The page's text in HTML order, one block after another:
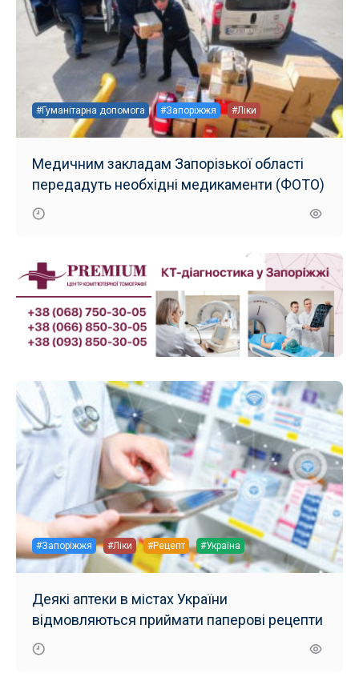
#Гуманітарна допомога #Запоріжжя #Ліки
Медичним закладам Запорізької області
передадуть необхідні медикаменти (ФОТО)
#Запоріжжя #Ліки #Рецепт #Україна
Деякі аптеки в містах України
відмовляються приймати паперові рецепти